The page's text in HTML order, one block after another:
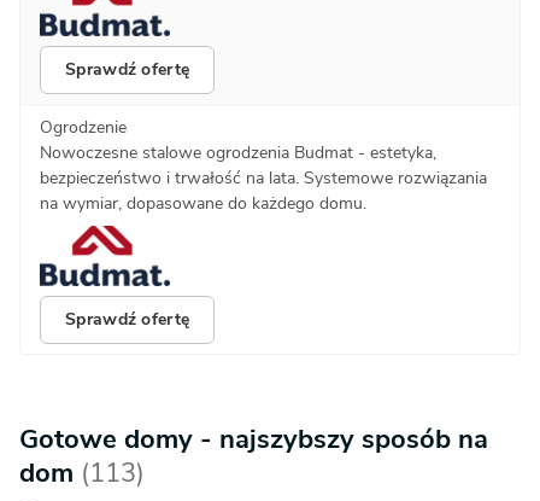
Sprawdź ofertę
Ogrodzenie
Nowoczesne stalowe ogrodzenia Budmat - estetyka,
bezpieczeństwo i trwałość na lata. Systemowe rozwiązania
na wymiar, dopasowane do każdego domu.
Sprawdź ofertę
Gotowe domy - najszybszy sposób na
dom (113)